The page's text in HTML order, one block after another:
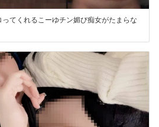
ってくれるこーゆチン媚び痴女がたまらな